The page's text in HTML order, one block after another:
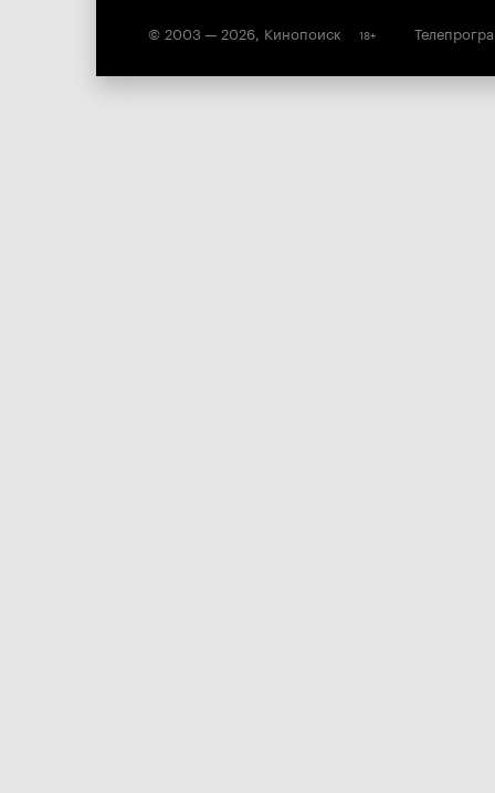
© 2003 — 2026, Кинопоиск 18+